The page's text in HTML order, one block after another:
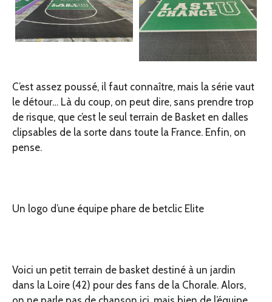
C’est assez poussé, il faut connaître, mais la série vaut
le détour… Là du coup, on peut dire, sans prendre trop
de risque, que c’est le seul terrain de Basket en dalles
clipsables de la sorte dans toute la France. Enfin, on
pense.
Un logo d’une équipe phare de betclic Elite
Voici un petit terrain de basket destiné à un jardin
dans la Loire (42) pour des fans de la Chorale. Alors,